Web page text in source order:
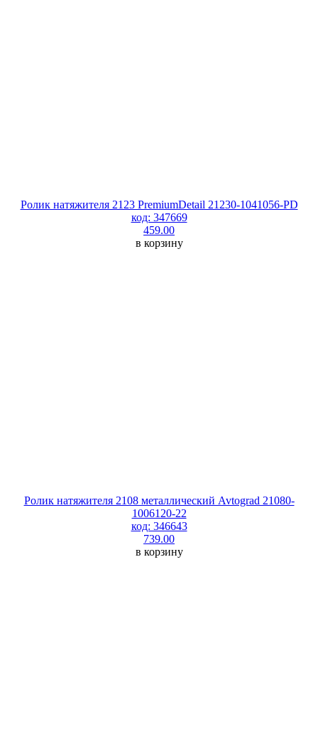
Ролик натяжителя 2123 PremiumDetail 21230-1041056-PD
код: 347669
459.00
в корзину
Ролик натяжителя 2108 металлический Avtograd 21080-
1006120-22
код: 346643
739.00
в корзину